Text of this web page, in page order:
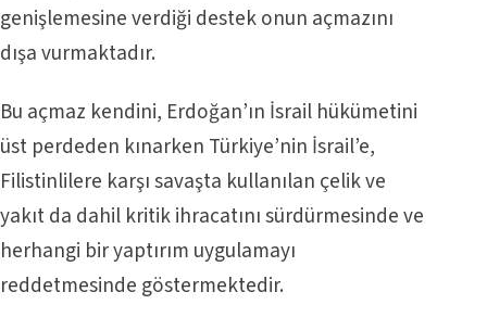
genişlemesine verdiği destek onun açmazını
dışa vurmaktadır.
Bu açmaz kendini, Erdoğan’ın İsrail hükümetini
üst perdeden kınarken Türkiye’nin İsrail’e,
Filistinlilere karşı savaşta kullanılan çelik ve
yakıt da dahil kritik ihracatını sürdürmesinde ve
herhangi bir yaptırım uygulamayı
reddetmesinde göstermektedir.